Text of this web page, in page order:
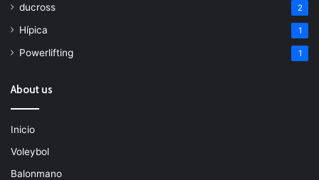
ducross 2
Hípica 1
Powerlifting 1
About us
Inicio
Voleybol
Balonmano